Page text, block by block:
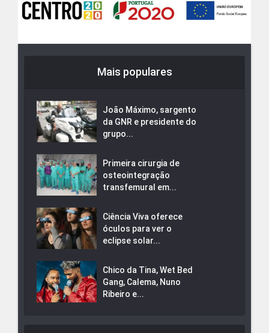
Mais populares
João Máximo, sargento
da GNR e presidente do
grupo...
Primeira cirurgia de
osteointegração
transfemural em...
Ciência Viva oferece
óculos para ver o
eclipse solar...
Chico da Tina, Wet Bed
Gang, Calema, Nuno
Ribeiro e...